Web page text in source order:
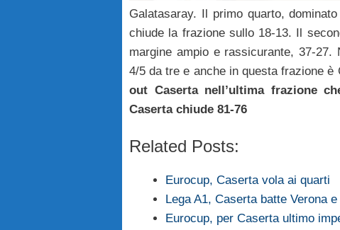
Galatasaray. Il primo quarto,
chiude la frazione sullo 18-13. Il
margine ampio e rassicurante, 37-
4/5 da tre e anche in questa frazione
out Caserta nell’ultima frazione
Caserta chiude 81-76
Related Posts:
Eurocup, Caserta vola ai quarti
Lega A1, Caserta batte Verona
Eurocup, per Caserta ultimo